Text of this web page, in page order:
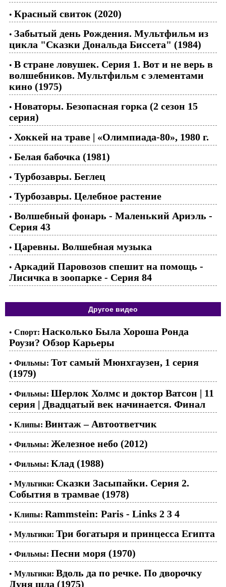
• Красный свиток (2020)
• Забытый день Рождения. Мультфильм из
цикла "Сказки Дональда Биссета" (1984)
• В стране ловушек. Серия 1. Вот и не верь в
волшебников. Мультфильм с элементами
кино (1975)
• Новаторы. Безопасная горка (2 сезон 15
серия)
• Хоккей на траве | «Олимпиада-80», 1980 г.
• Белая бабочка (1981)
• Турбозавры. Беглец
• Турбозавры. Целебное растение
• Волшебный фонарь - Маленький Ариэль -
Серия 43
• Царевны. Волшебная музыка
• Аркадий Паровозов спешит на помощь -
Лисичка в зоопарке - Серия 84
Другое видео
• Спорт: Насколько Была Хороша Ронда
Роузи? Обзор Карьеры
• Фильмы: Тот самый Мюнхгаузен, 1 серия
(1979)
• Фильмы: Шерлок Холмс и доктор Ватсон | 11
серия | Двадцатый век начинается. Финал
• Клипы: Винтаж – Автоответчик
• Фильмы: Железное небо (2012)
• Фильмы: Клад (1988)
• Мультики: Сказки Засыпайки. Серия 2.
События в трамвае (1978)
• Клипы: Rammstein: Paris - Links 2 3 4
• Мультики: Три богатыря и принцесса Египта
• Фильмы: Песни моря (1970)
• Мультики: Вдоль да по речке. По дворочку
Дуня шла (1975)